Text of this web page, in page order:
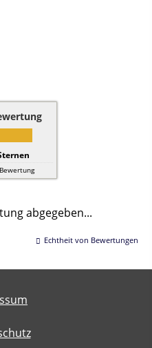
abgegeben...
Echtheit von Bewertungen